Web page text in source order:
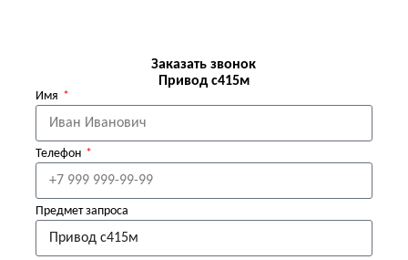
Заказать звонок
Привод с415м
Имя
Телефон
Предмет запроса